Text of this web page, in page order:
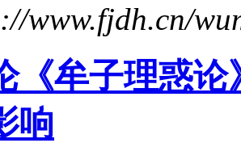
www.fjdh.cn/
《牟子理惑论
响